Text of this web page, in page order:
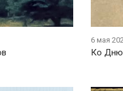
6 мая
Ко Дню